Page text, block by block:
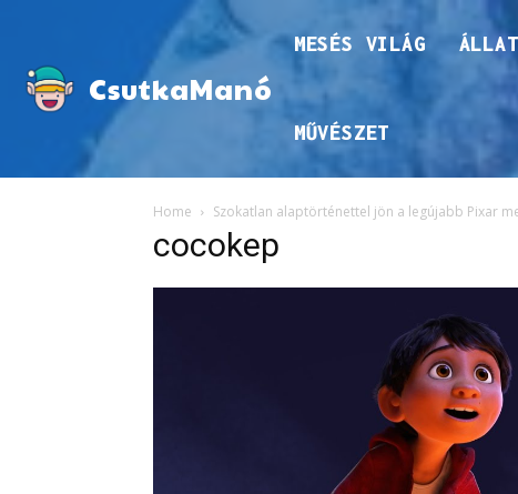
CsutkaManó
MESÉS VILÁG
MŰVÉSZET
Home Szokatlan alaptörténettel jön a legújabb Pixar
cocokep